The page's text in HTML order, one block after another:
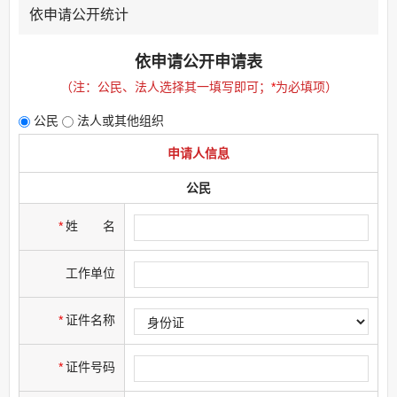
依申请公开统计
依申请公开申请表
（注：公民、法人选择其一填写即可； *为必填项）
公民 法人或其他组织
申请人信息
公民
*姓 名
工作单位
*证件名称
*证件号码